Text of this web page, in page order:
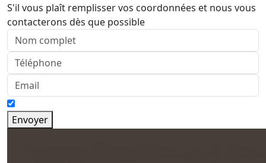
S'il vous plaît remplisser vos coordonnées et nous vous
contacterons dès que possible
Envoyer